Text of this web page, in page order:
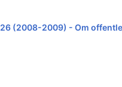
(2008-2009) - Om